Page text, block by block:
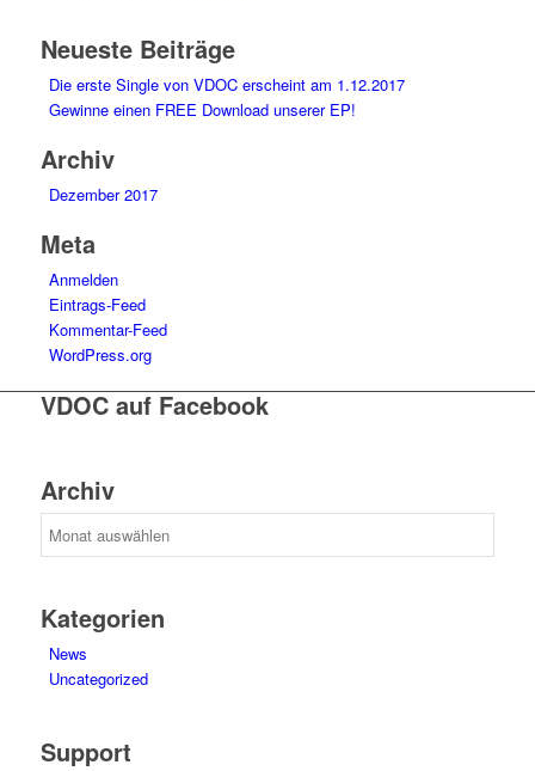
Neueste Beiträge
Die erste Single von VDOC erscheint am 1.12.2017
Gewinne einen FREE Download unserer EP!
Archiv
Dezember 2017
Meta
Anmelden
Eintrags-Feed
Kommentar-Feed
WordPress.org
VDOC auf Facebook
Archiv
Kategorien
News
Uncategorized
Support